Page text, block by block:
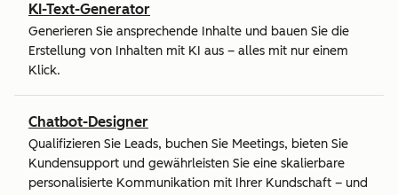
KI-Text-Generator
Generieren Sie ansprechende Inhalte und bauen Sie die
Erstellung von Inhalten mit KI aus – alles mit nur einem
Klick.
Chatbot-Designer
Qualifizieren Sie Leads, buchen Sie Meetings, bieten Sie
Kundensupport und gewährleisten Sie eine skalierbare
personalisierte Kommunikation mit Ihrer Kundschaft – und